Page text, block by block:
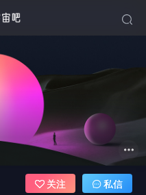
关注 私信